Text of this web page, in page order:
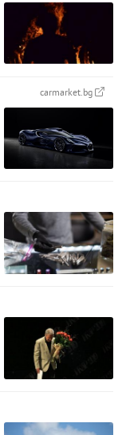
carmarket.bg